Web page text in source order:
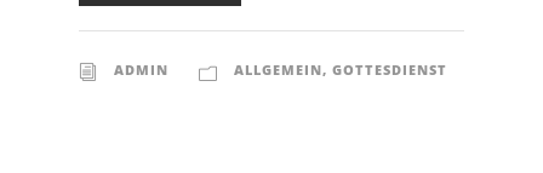
ADMIN ALLGEMEIN, GOTTESDIENST